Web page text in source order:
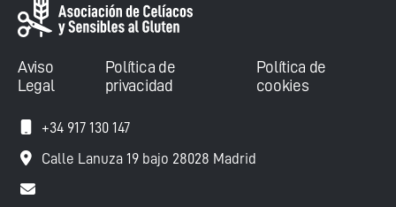
Aviso
Legal
Política de
privacidad
Política de
cookies
+34 917 130 147
Calle Lanuza 19 bajo 28028 Madrid